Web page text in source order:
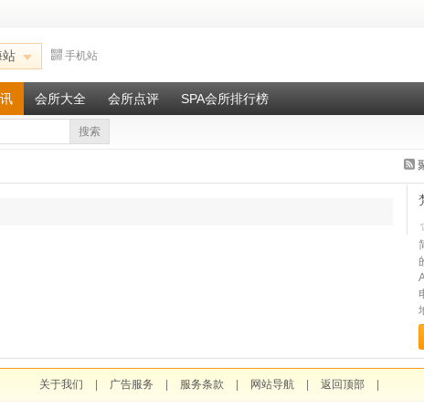
站 手机站
会所大全 会所点评 SPA会所排行榜
搜索
关于我们 广告服务 服务条款 网站导航 返回顶部